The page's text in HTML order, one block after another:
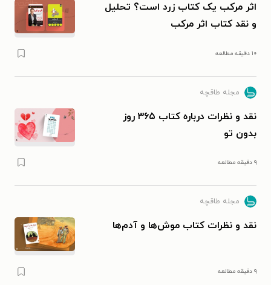
اثر مرکب یک کتاب زرد است؟ تحلیل
و نقد کتاب اثر مرکب
۱۰ دقیقه مطالعه
مجله طاقچه
نقد و نظرات درباره کتاب ۳۶۵ روز
بدون تو
۹ دقیقه مطالعه
مجله طاقچه
نقد و نظرات کتاب موش‌ها و آدم‌ها
۹ دقیقه مطالعه